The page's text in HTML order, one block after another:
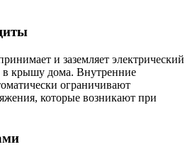
и заземляет электрический
в крышу дома. Внутренние
ограничивают
которые возникают при